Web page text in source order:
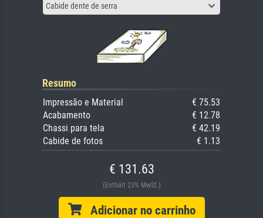
Cabide dente de serra
Resumo
Impressão e Material
€ 75.53
Acabamento
€ 12.78
Chassi para tela
€ 42.19
Cabide de fotos
€ 1.13
€ 131.63
(Enthält 23% MwSt.)
Adicionar no carrinho